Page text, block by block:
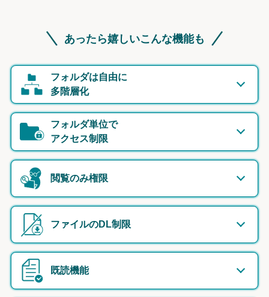
あったら嬉しいこんな機能も
フォルダは自由に
多階層化
フォルダ単位で
アクセス制限
閲覧のみ権限
ファイルのDL制限
既読機能